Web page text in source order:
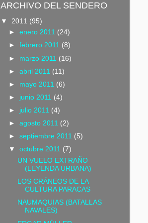
ARCHIVO DEL SENDERO
▼ 2011 (95)
►
enero 2011 (24)
►
febrero 2011 (8)
►
marzo 2011 (16)
►
abril 2011 (11)
►
mayo 2011 (6)
►
junio 2011 (4)
►
julio 2011 (4)
►
agosto 2011 (2)
►
septiembre 2011 (5)
▼
octubre 2011 (7)
UN VUELO EXTRAÑO
(LEYENDA URBANA)
LOS CRÁNEOS DE LA
CULTURA PARACAS
NAUMAQUIAS (BATALLAS
NAVALES)